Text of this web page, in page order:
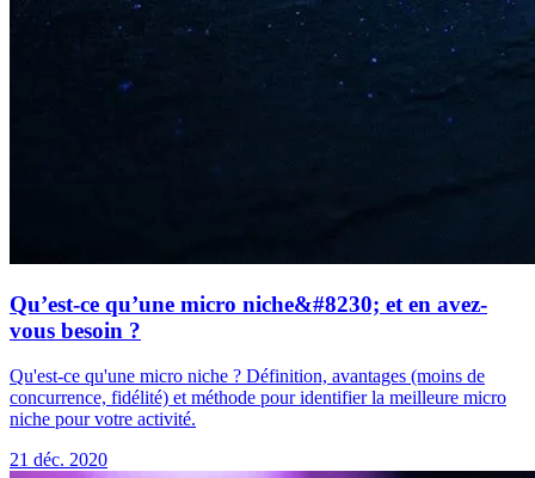
Qu’est-ce qu’une micro niche&#8230; et en avez-
vous besoin ?
Qu'est-ce qu'une micro niche ? Définition, avantages (moins de
concurrence, fidélité) et méthode pour identifier la meilleure micro
niche pour votre activité.
21 déc. 2020